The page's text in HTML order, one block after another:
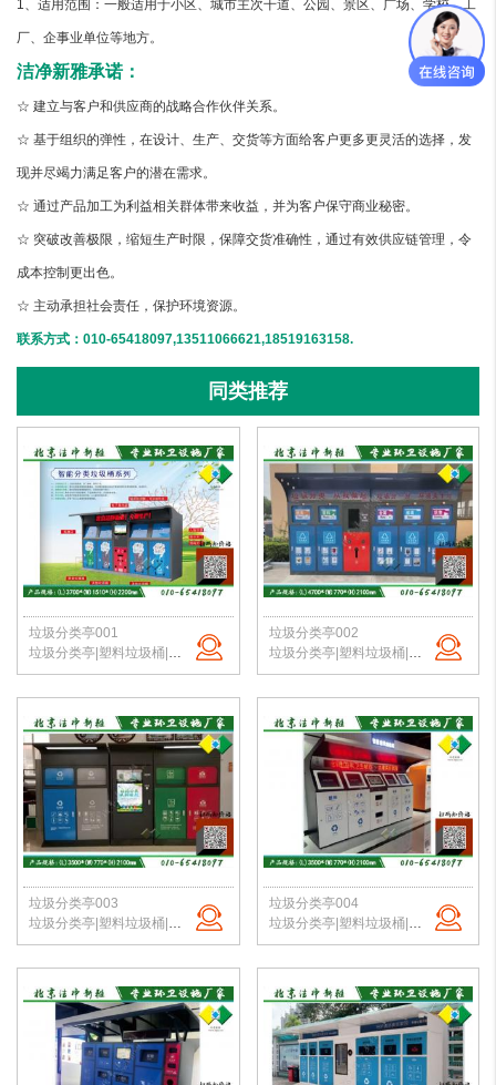
1、适用范围：一般适用于小区、城市主次干道、公园、景区、广场、学校、工
厂、企事业单位等地方。
洁净新雅承诺：
☆ 建立与客户和供应商的战略合作伙伴关系。
☆ 基于组织的弹性，在设计、生产、交货等方面给客户更多更灵活的选择，发
现并尽竭力满足客户的潜在需求。
☆ 通过产品加工为利益相关群体带来收益，并为客户保守商业秘密。
☆ 突破改善极限，缩短生产时限，保障交货准确性，通过有效供应链管理，令
成本控制更出色。
☆ 主动承担社会责任，保护环境资源。
联系方式：010-65418097,13511066621,18519163158.
同类推荐
垃圾分类亭001
垃圾分类亭|塑料垃圾桶|户外垃圾站|公园垃圾桶|学校分类垃圾亭|北京垃圾桶厂家
垃圾分类亭002
垃圾分类亭|塑料垃圾桶|户外垃圾站|公园垃圾桶|学校分类垃圾亭|北京垃圾桶厂家
垃圾分类亭003
垃圾分类亭|塑料垃圾桶|户外垃圾站|公园垃圾桶|学校分类垃圾亭|北京垃圾桶厂家
垃圾分类亭004
垃圾分类亭|塑料垃圾桶|户外垃圾站|公园垃圾桶|学校分类垃圾亭|北京垃圾桶厂家